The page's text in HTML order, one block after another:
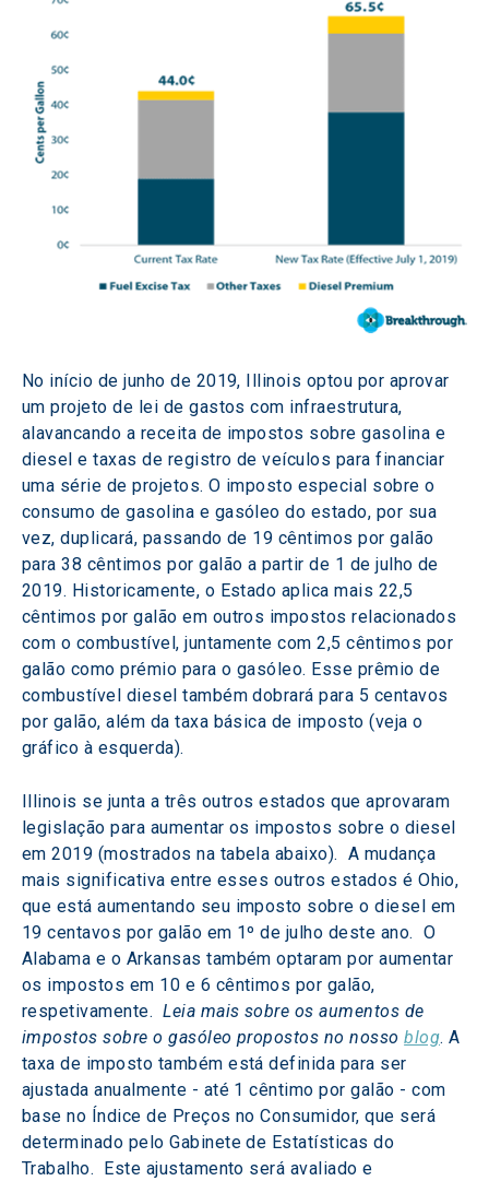
No início de junho de 2019, Illinois optou por aprovar
um projeto de lei de gastos com infraestrutura,
alavancando a receita de impostos sobre gasolina e
diesel e taxas de registro de veículos para financiar
uma série de projetos. O imposto especial sobre o
consumo de gasolina e gasóleo do estado, por sua
vez, duplicará, passando de 19 cêntimos por galão
para 38 cêntimos por galão a partir de 1 de julho de
2019. Historicamente, o Estado aplica mais 22,5
cêntimos por galão em outros impostos relacionados
com o combustível, juntamente com 2,5 cêntimos por
galão como prémio para o gasóleo. Esse prêmio de
combustível diesel também dobrará para 5 centavos
por galão, além da taxa básica de imposto (veja o
gráfico à esquerda).
Illinois se junta a três outros estados que aprovaram
legislação para aumentar os impostos sobre o diesel
em 2019 (mostrados na tabela abaixo).  A mudança
mais significativa entre esses outros estados é Ohio,
que está aumentando seu imposto sobre o diesel em
19 centavos por galão em 1º de julho deste ano.  O
Alabama e o Arkansas também optaram por aumentar
os impostos em 10 e 6 cêntimos por galão,
respetivamente. Leia mais sobre os aumentos de
impostos sobre o gasóleo propostos no nosso blog. A
taxa de imposto também está definida para ser
ajustada anualmente - até 1 cêntimo por galão - com
base no Índice de Preços no Consumidor, que será
determinado pelo Gabinete de Estatísticas do
Trabalho.  Este ajustamento será avaliado e